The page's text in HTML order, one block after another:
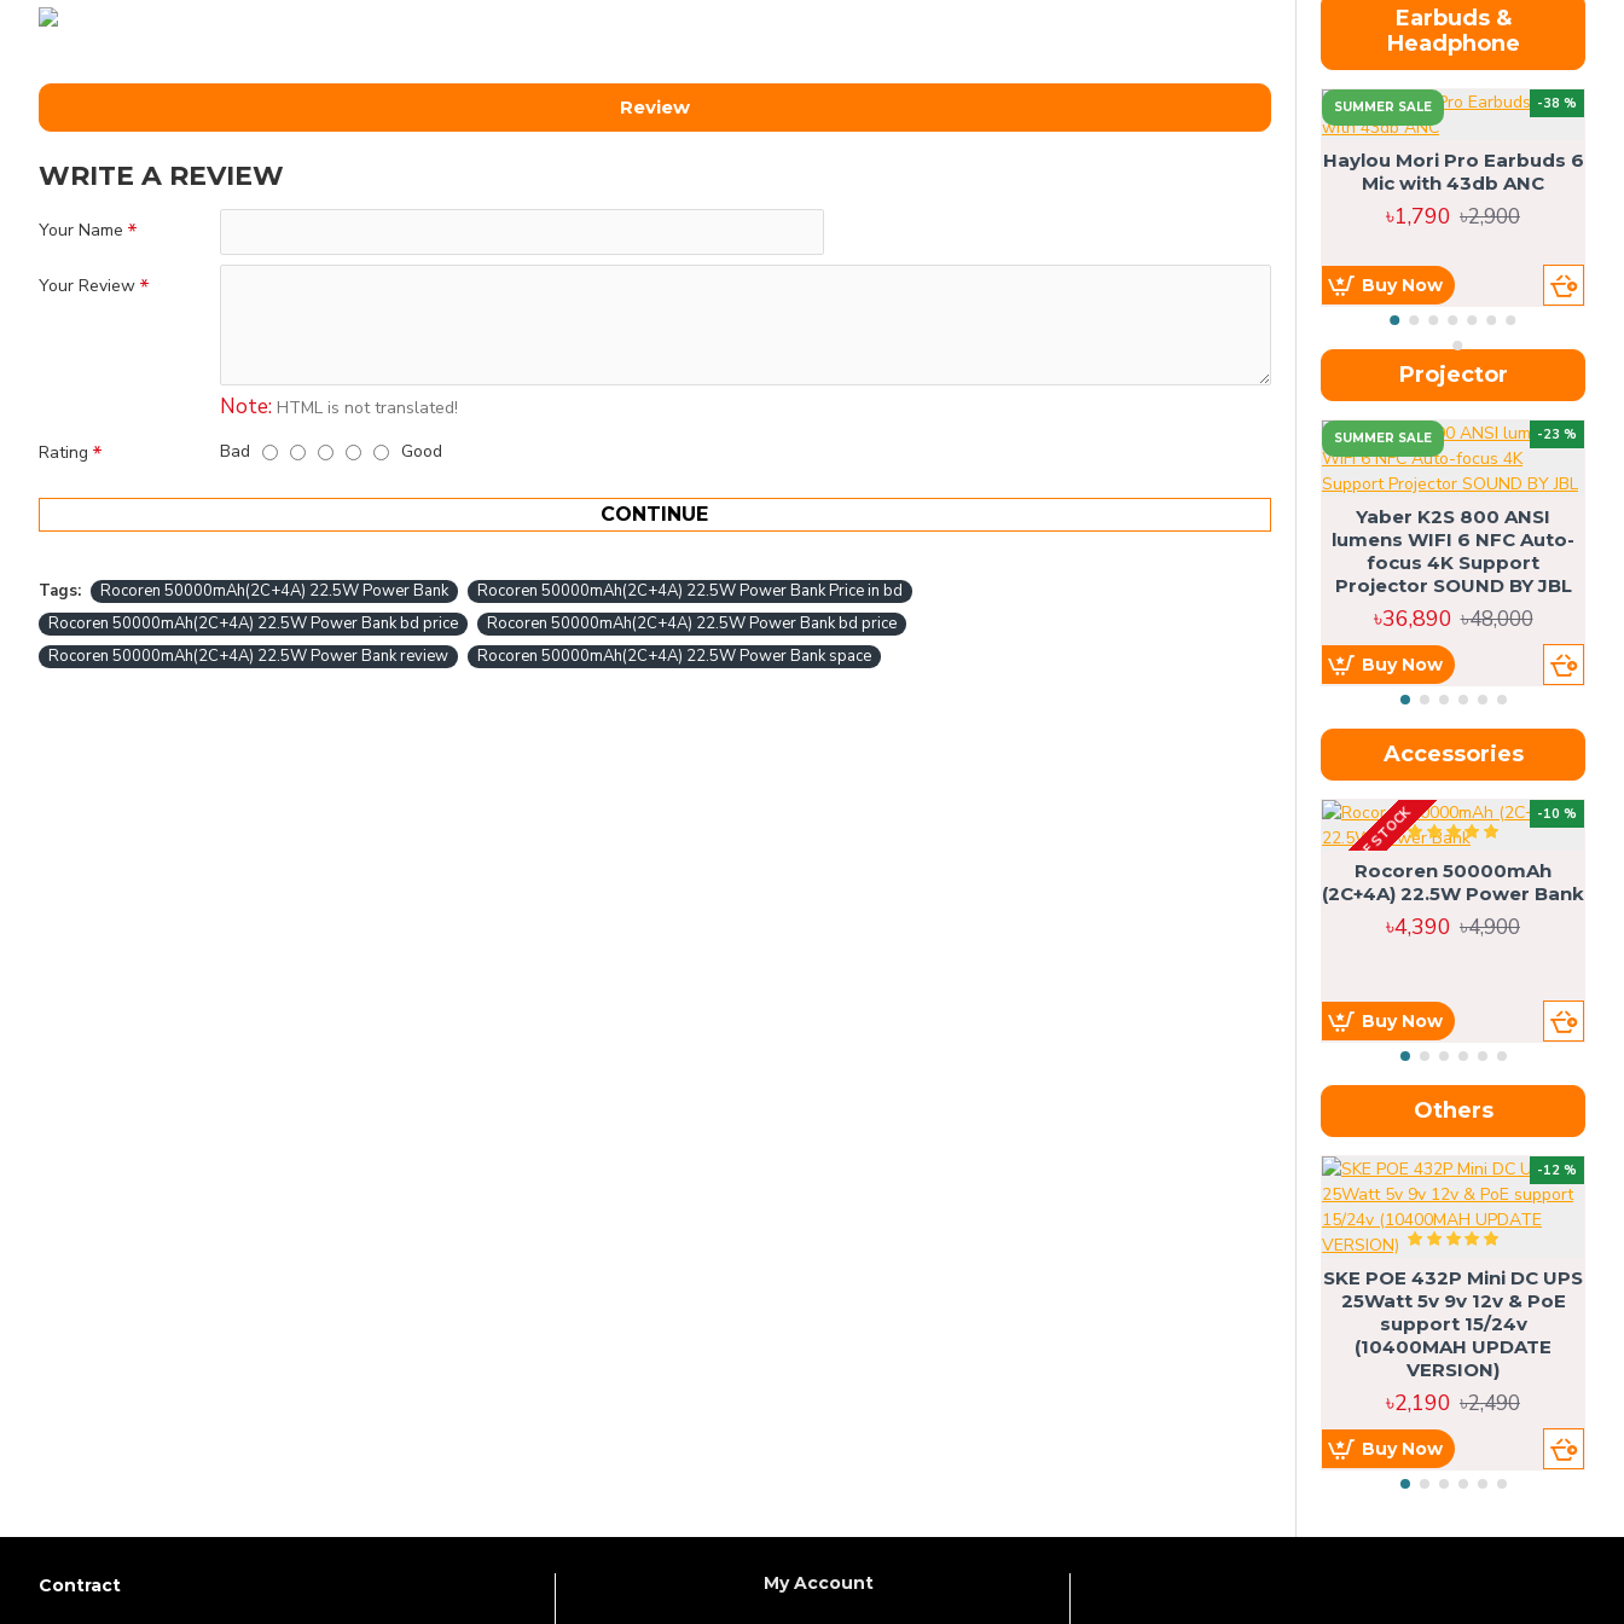
Review
WRITE A REVIEW
Your Name
Your Review
Note: HTML is not translated!
Rating
Bad Good
CONTINUE
Tags: Rocoren 50000mAh(2C+4A) 22.5W Power Bank
Rocoren 50000mAh(2C+4A) 22.5W Power Bank Price in bd
Rocoren 50000mAh(2C+4A) 22.5W Power Bank bd price
Rocoren 50000mAh(2C+4A) 22.5W Power Bank bd price
Rocoren 50000mAh(2C+4A) 22.5W Power Bank review
Rocoren 50000mAh(2C+4A) 22.5W Power Bank space
Earbuds &
Headphone
SUMMER SALE -38 %
Haylou Mori Pro Earbuds 6
Mic with 43db ANC
৳1,790 ৳2,900
Buy Now
Projector
SUMMER SALE -23 %
Yaber K2S 800 ANSI
lumens WIFI 6 NFC Auto-
focus 4K Support
Projector SOUND BY JBL
৳36,890 ৳48,000
Buy Now
Accessories
-10 %
OUT OF STOCK
Rocoren 50000mAh
(2C+4A) 22.5W Power Bank
৳4,390 ৳4,900
Buy Now
Others
-12 %
SKE POE 432P Mini DC UPS
25Watt 5v 9v 12v & PoE
support 15/24v
(10400MAH UPDATE
VERSION)
৳2,190 ৳2,490
Buy Now
Contract My Account